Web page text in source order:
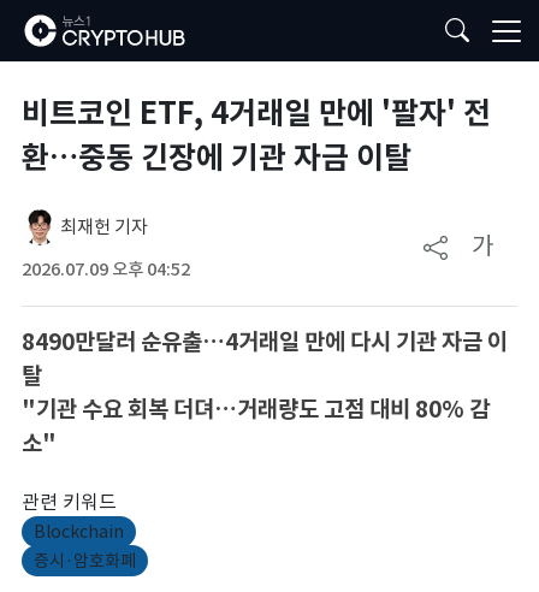
비트코인 ETF, 4거래일 만에 '팔자' 전
환…중동 긴장에 기관 자금 이탈
최재헌 기자
2026.07.09 오후 04:52
가
8490만달러 순유출…4거래일 만에 다시 기관 자금 이
탈
"기관 수요 회복 더뎌…거래량도 고점 대비 80% 감
소"
관련 키워드
Blockchain
증시·암호화폐